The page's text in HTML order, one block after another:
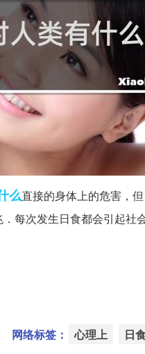
么直接的身体上的危害，
每次发生日食都会引起
网络标签： 心理上 日